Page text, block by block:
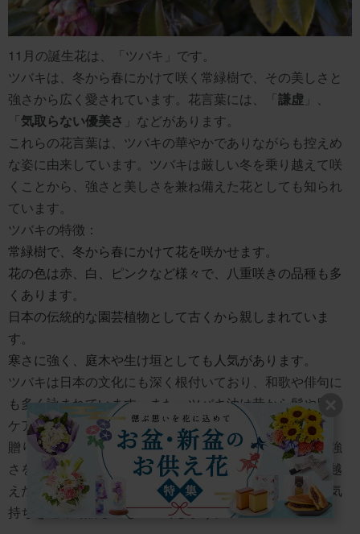
11月の誕生花は、「ツバキ」です。
ツバキは、冬から春にかけて咲く常緑樹で、その美しさと
強さから広く愛されています。花言葉には、「謙虚 」、
「気取らない優美さ
」などがあります。
これらの花言葉は、ツバキの華やかでありながらも控えめ
な姿に由来しています。ツバキは厳しい冬を乗り越えて咲
くことから、強さと美しさを兼ね備えた花としても知られ
ています。
ツバキの特徴：
常緑樹で、冬から春にかけて花を咲かせます。
花の色は赤、白、ピンクなど様々で、八重咲きの品種も多
くあります。
日本の伝統的な園芸植物として古くから親しまれていま
す。
寒さに強く、庭木や生け垣としても人気があります。
ツバキは日本の文化にも深く根付いており、和歌や俳句に
も多く詠まれています。また、ツバキ油は昔から髪や肌の
ケアに使われてきました。
贈り物としてツバキを選ぶ場合、その気品ある美しさと強
さを表現したい時に適しています。例えば、困難を乗り越
えた人への祝福や、控えめながらも美しい人への賛美の気
持ちを込めて贈るのもいいでしょう。